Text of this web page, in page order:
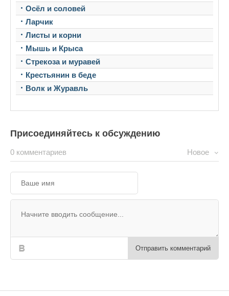
Осёл и соловей
Ларчик
Листы и корни
Мышь и Крыса
Стрекоза и муравей
Крестьянин в беде
Волк и Журавль
Присоединяйтесь к обсуждению
0 комментариев Новое
Отправить комментарий